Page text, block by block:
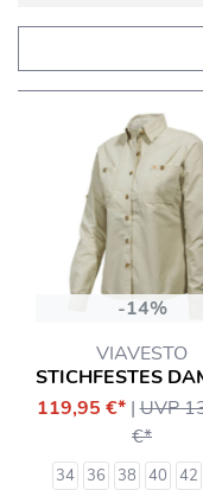
-14%
VIAVESTO
119,95 €* |UVP
€*
34 36 38 40 42